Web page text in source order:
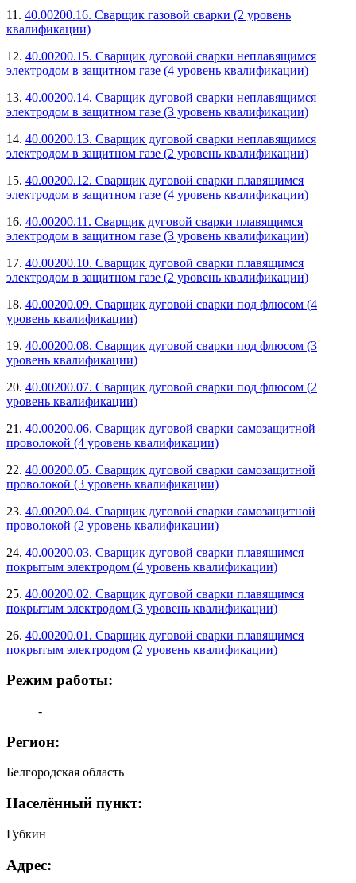
11. 40.00200.16. Сварщик газовой сварки (2 уровень
квалификации)
12. 40.00200.15. Сварщик дуговой сварки неплавящимся
электродом в защитном газе (4 уровень квалификации)
13. 40.00200.14. Сварщик дуговой сварки неплавящимся
электродом в защитном газе (3 уровень квалификации)
14. 40.00200.13. Сварщик дуговой сварки неплавящимся
электродом в защитном газе (2 уровень квалификации)
15. 40.00200.12. Сварщик дуговой сварки плавящимся
электродом в защитном газе (4 уровень квалификации)
16. 40.00200.11. Сварщик дуговой сварки плавящимся
электродом в защитном газе (3 уровень квалификации)
17. 40.00200.10. Сварщик дуговой сварки плавящимся
электродом в защитном газе (2 уровень квалификации)
18. 40.00200.09. Сварщик дуговой сварки под флюсом (4
уровень квалификации)
19. 40.00200.08. Сварщик дуговой сварки под флюсом (3
уровень квалификации)
20. 40.00200.07. Сварщик дуговой сварки под флюсом (2
уровень квалификации)
21. 40.00200.06. Сварщик дуговой сварки самозащитной
проволокой (4 уровень квалификации)
22. 40.00200.05. Сварщик дуговой сварки самозащитной
проволокой (3 уровень квалификации)
23. 40.00200.04. Сварщик дуговой сварки самозащитной
проволокой (2 уровень квалификации)
24. 40.00200.03. Сварщик дуговой сварки плавящимся
покрытым электродом (4 уровень квалификации)
25. 40.00200.02. Сварщик дуговой сварки плавящимся
покрытым электродом (3 уровень квалификации)
26. 40.00200.01. Сварщик дуговой сварки плавящимся
покрытым электродом (2 уровень квалификации)
Режим работы:
-
Регион:
Белгородская область
Населённый пункт:
Губкин
Адрес: